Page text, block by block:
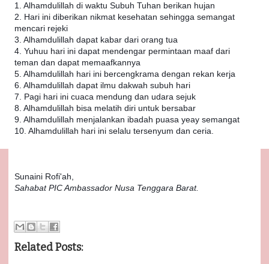
1. Alhamdulillah di waktu Subuh Tuhan berikan hujan
2. Hari ini diberikan nikmat kesehatan sehingga semangat
mencari rejeki
3. Alhamdulillah dapat kabar dari orang tua
4. Yuhuu hari ini dapat mendengar permintaan maaf dari
teman dan dapat memaafkannya
5. Alhamdulillah hari ini bercengkrama dengan rekan kerja
6. Alhamdulillah dapat ilmu dakwah subuh hari
7. Pagi hari ini cuaca mendung dan udara sejuk
8. Alhamdulillah bisa melatih diri untuk bersabar
9. Alhamdulillah menjalankan ibadah puasa yeay semangat
10. Alhamdulillah hari ini selalu tersenyum dan ceria.
Sunaini Rofi'ah,
Sahabat PIC Ambassador Nusa Tenggara Barat.
Related Posts: